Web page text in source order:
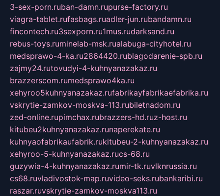
3-sex-porn.ruban-damn.rupurse-factory.ru
viagra-tablet.rufasbags.ruadler-jun.rubandamn.ru
fincontech.ru3sexporn.ru1mus.rudarksand.ru
rebus-toys.ruminelab-msk.rualabuga-cityhotel.ru
medsprawo-4-ka.ru2864420.rublagodarenie-spb.ru
zajmy24.rutovudyi-4-kuhnyanazakaz.ru
brazzerscom.rumedsprawo4ka.ru
xehyroo5kuhnyanazakaz.rufabrikayfabrikaefabrika.ru
vskrytie-zamkov-moskva-113.rubiletnadom.ru
zed-online.rupimchax.rubrazzers-hd.ruz-host.ru
kitubeu2kuhnyanazakaz.runaperekate.ru
kuhnyaofabrikaufabrik.rukitubeu-2-kuhnyanazakaz.ru
xehyroo-5-kuhnyanazakaz.rucs-68.ru
guzywia-4-kuhnyanazakaz.rumir-tk.ruvlknrussia.ru
cs68.ruvladivostok-map.ruvideo-seks.rubankaribi.ru
raszar.ruvskrytie-zamkov-moskva113.ru